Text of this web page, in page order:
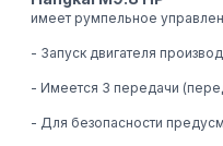
имеет румпельное
- Запуск двигателя
- Имеется 3 передачи
- Для безопасности